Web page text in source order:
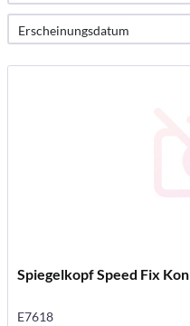
Spiegelkopf Speed Fix Kon
E7618